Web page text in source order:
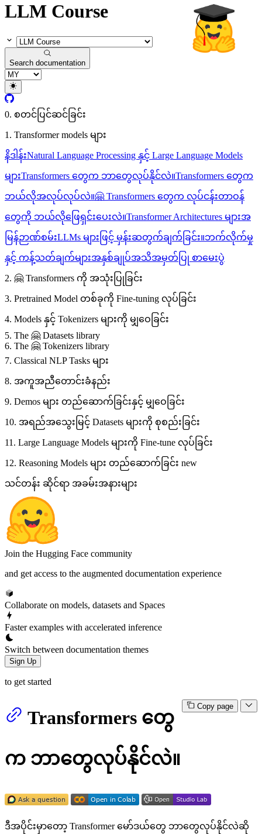
LLM Course
Search documentation
0. စတင်ပြင်ဆင်ခြင်း
1. Transformer models များ
နိဒါန်းNatural Language Processing နှင့် Large Language Models
များTransformers တွေက ဘာတွေလုပ်နိုင်လဲ။Transformers တွေက
ဘယ်လိုအလုပ်လုပ်လဲ။🤗 Transformers တွေက လုပ်ငန်းတာဝန်
တွေကို ဘယ်လိုဖြေရှင်းပေးလဲ။Transformer Architectures များအ
မြန်ဉာဏ်စမ်းLLMs များဖြင့် မှန်းဆတွက်ချက်ခြင်း။ဘက်လိုက်မှု
နှင့် ကန့်သတ်ချက်များအနှစ်ချုပ်အသိအမှတ်ပြု စာမေးပွဲ
2. 🤗 Transformers ကို အသုံးပြုခြင်း
3. Pretrained Model တစ်ခုကို Fine-tuning လုပ်ခြင်း
4. Models နှင့် Tokenizers များကို မျှဝေခြင်း
5. The 🤗 Datasets library
6. The 🤗 Tokenizers library
7. Classical NLP Tasks များ
8. အကူအညီတောင်းခံနည်း
9. Demos များ တည်ဆောက်ခြင်းနှင့် မျှဝေခြင်း
10. အရည်အသွေးမြင့် Datasets များကို စုစည်းခြင်း
11. Large Language Models များကို Fine-tune လုပ်ခြင်း
12. Reasoning Models များ တည်ဆောက်ခြင်း new
သင်တန်း ဆိုင်ရာ အခမ်းအနားများ
Join the Hugging Face community
and get access to the augmented documentation experience
Collaborate on models, datasets and Spaces
Faster examples with accelerated inference
Switch between documentation themes
Sign Up
to get started
Copy page
Transformers တွေ
က ဘာတွေလုပ်နိုင်လဲ။
ဒီအပိုင်းမှာတော့ Transformer မော်ဒယ်တွေ ဘာတွေလုပ်နိုင်လဲဆို